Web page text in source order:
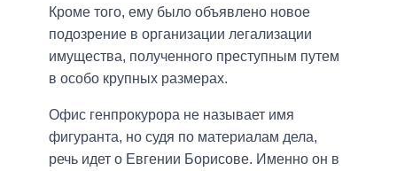
Кроме того, ему было объявлено новое
подозрение в организации легализации
имущества, полученного преступным путем
в особо крупных размерах.
Офис генпрокурора не называет имя
фигуранта, но судя по материалам дела,
речь идет о Евгении Борисове. Именно он в